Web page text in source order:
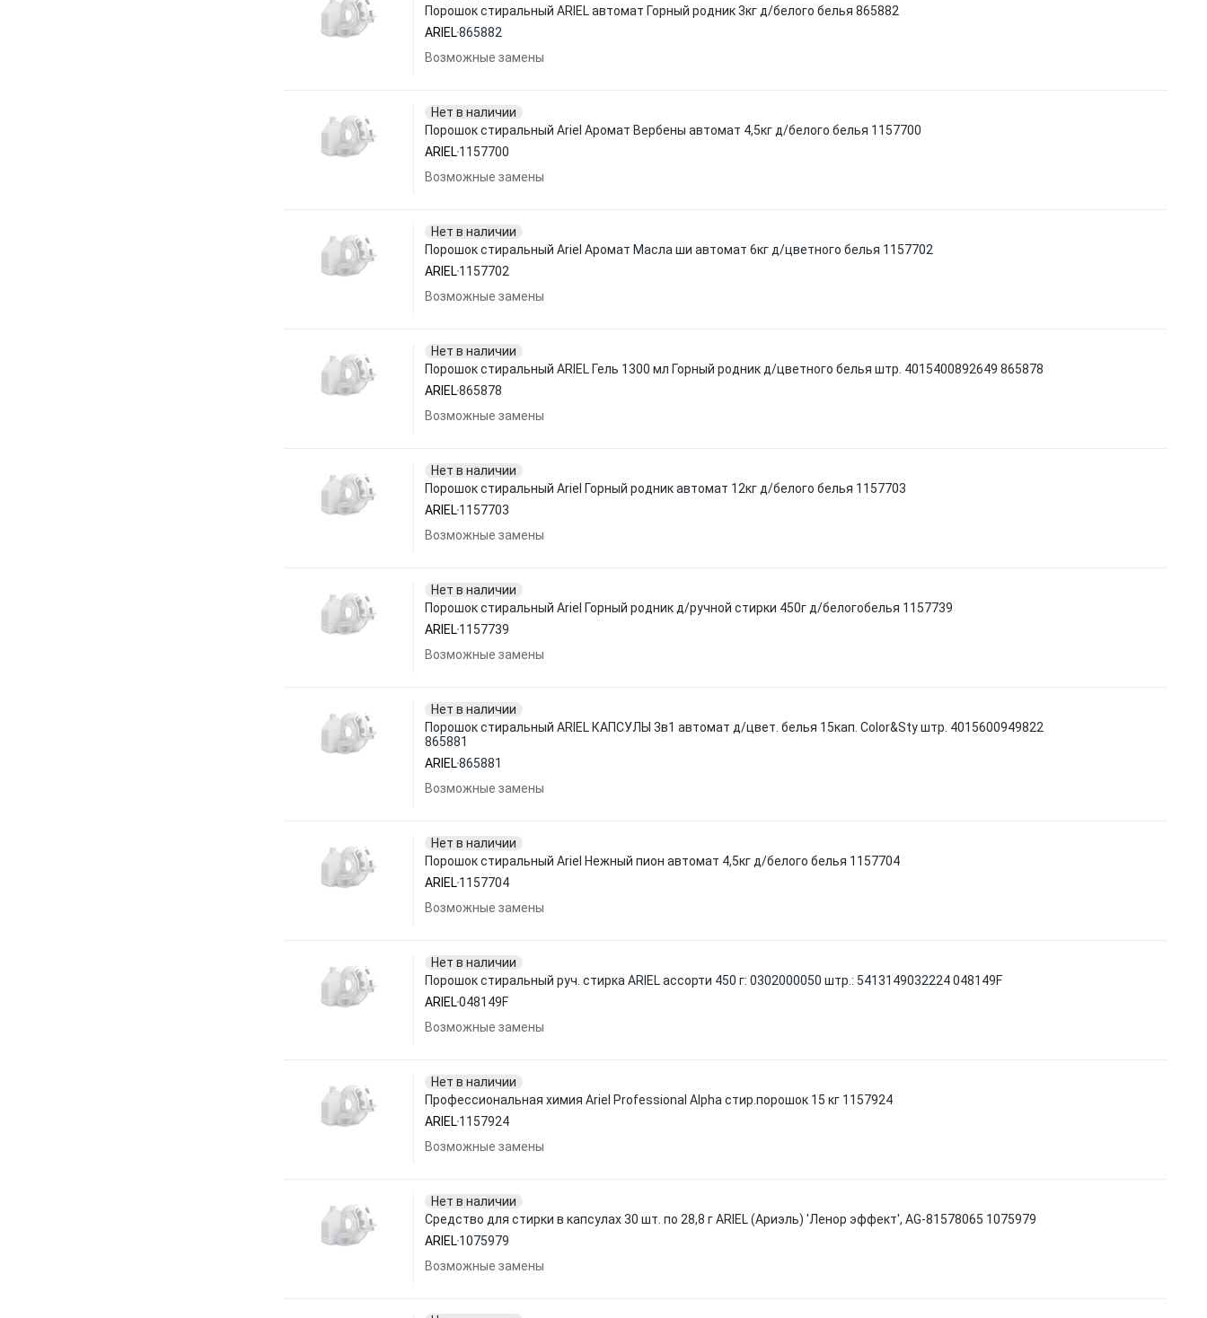
Порошок стиральный ARIEL автомат Горный родник 3кг д/белого белья 865882
ARIEL865882
Возможные замены
Нет в наличии
Порошок стиральный Ariel Аромат Вербены автомат 4,5кг д/белого белья 1157700
ARIEL1157700
Возможные замены
Нет в наличии
Порошок стиральный Ariel Аромат Масла ши автомат 6кг д/цветного белья 1157702
ARIEL1157702
Возможные замены
Нет в наличии
Порошок стиральный ARIEL Гель 1300 мл Горный родник д/цветного белья штр. 4015400892649 865878
ARIEL865878
Возможные замены
Нет в наличии
Порошок стиральный Ariel Горный родник автомат 12кг д/белого белья 1157703
ARIEL1157703
Возможные замены
Нет в наличии
Порошок стиральный Ariel Горный родник д/ручной стирки 450г д/белогобелья 1157739
ARIEL1157739
Возможные замены
Нет в наличии
Порошок стиральный ARIEL КАПСУЛЫ 3в1 автомат д/цвет. белья 15кап. Color&Sty штр. 4015600949822
865881
ARIEL865881
Возможные замены
Нет в наличии
Порошок стиральный Ariel Нежный пион автомат 4,5кг д/белого белья 1157704
ARIEL1157704
Возможные замены
Нет в наличии
Порошок стиральный руч. стирка ARIEL ассорти 450 г: 0302000050 штр.: 5413149032224 048149F
ARIEL048149F
Возможные замены
Нет в наличии
Профессиональная химия Ariel Professional Alpha стир.порошок 15 кг 1157924
ARIEL1157924
Возможные замены
Нет в наличии
Средство для стирки в капсулах 30 шт. по 28,8 г ARIEL (Ариэль) 'Ленор эффект', AG-81578065 1075979
ARIEL1075979
Возможные замены